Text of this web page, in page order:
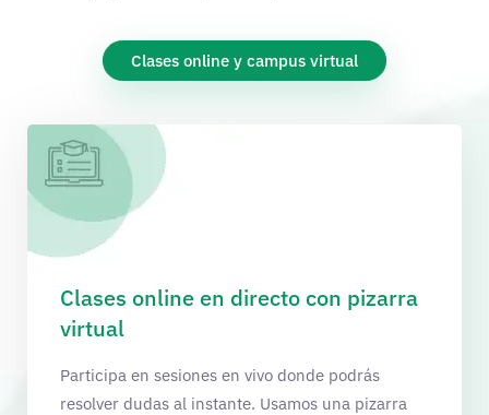
Clases online y campus virtual
Clases online en directo con pizarra
virtual
Participa en sesiones en vivo donde podrás
resolver dudas al instante. Usamos una pizarra